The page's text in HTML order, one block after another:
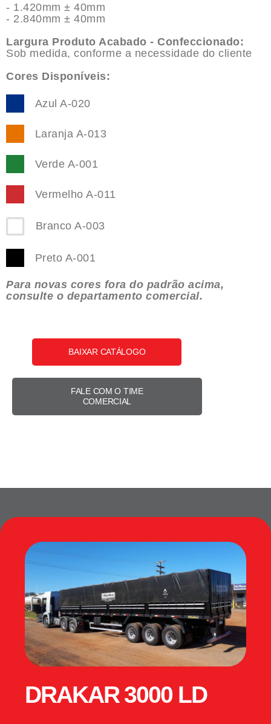
- 1.420mm ± 40mm
- 2.840mm ± 40mm
Largura Produto Acabado - Confeccionado:
Sob medida, conforme a necessidade do cliente
Cores Disponíveis:
Azul A-020
Laranja A-013
Verde A-001
Vermelho A-011
Branco A-003
Preto A-001
Para novas cores fora do padrão acima,
consulte o departamento comercial.
BAIXAR CATÁLOGO
FALE COM O TIME
COMERCIAL
DRAKAR 3000 LD